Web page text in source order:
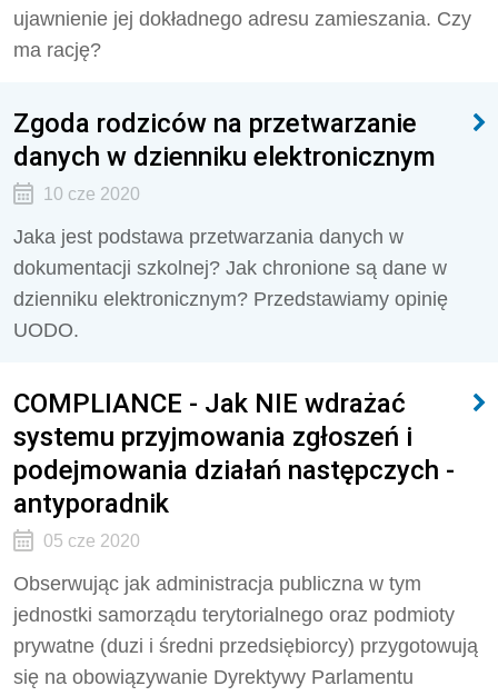
ujawnienie jej dokładnego adresu zamieszania. Czy
ma rację?
Zgoda rodziców na przetwarzanie
danych w dzienniku elektronicznym
10 cze 2020
Jaka jest podstawa przetwarzania danych w
dokumentacji szkolnej? Jak chronione są dane w
dzienniku elektronicznym? Przedstawiamy opinię
UODO.
COMPLIANCE - Jak NIE wdrażać
systemu przyjmowania zgłoszeń i
podejmowania działań następczych -
antyporadnik
05 cze 2020
Obserwując jak administracja publiczna w tym
jednostki samorządu terytorialnego oraz podmioty
prywatne (duzi i średni przedsiębiorcy) przygotowują
się na obowiązywanie Dyrektywy Parlamentu